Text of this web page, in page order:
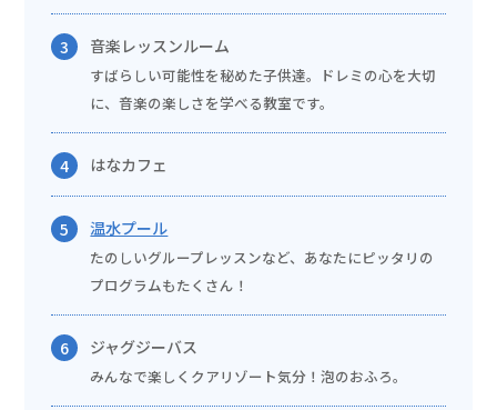
3 音楽レッスンルーム
すばらしい可能性を秘めた子供達。ドレミの心を大切
に、音楽の楽しさを学べる教室です。
4 はなカフェ
5 温水プール
たのしいグループレッスンなど、あなたにピッタリの
プログラムもたくさん！
6 ジャグジーバス
みんなで楽しくクアリゾート気分！泡のおふろ。